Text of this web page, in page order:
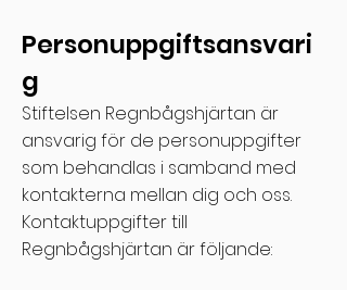
Personuppgiftsansvari
g
Stiftelsen Regnbågshjärtan är
ansvarig för de personuppgifter
som behandlas i samband med
kontakterna mellan dig och oss.
Kontaktuppgifter till
Regnbågshjärtan är följande: